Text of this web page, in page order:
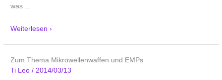
was
Weiterlesen ›
Zum Thema Mikrowellenwaffen und EMPs
Ti Leo/ 2014/03/13